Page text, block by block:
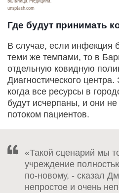
unsplash.com
Где будут принимать
В случае, если инфекция
теми же темпами, то в
отдельную ковидную
Диагностического центра.
когда все ресурсы в
будут исчерпаны, и они
потоком пациентов.
«Такой сценарий мы
учреждение
по-новому, - сказал
непростое и очень